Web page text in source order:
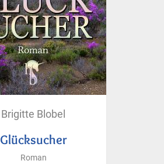
Brigitte Blobel
Glücksucher
Roman